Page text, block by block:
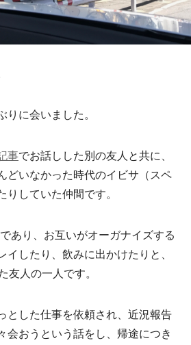
りに会いました。
事でお話しした別の友人と共に、
どいなかった時代のイビサ（スペ
りしていた仲間です。
あり、お互いがオーガナイズする
イしたり、飲みに出かけたりと、
友人の一人です。
とした仕事を依頼され、近況報告
会おうという話をし、帰途につき